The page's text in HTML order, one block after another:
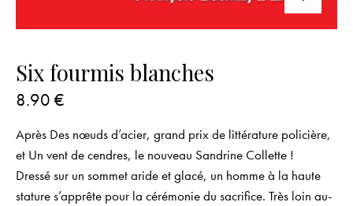
Six fourmis blanches
8.90 €
Après Des nœuds d’acier, grand prix de littérature policière,
et Un vent de cendres, le nouveau Sandrine Collette !
Dressé sur un sommet aride et glacé, un homme à la haute
stature s’apprête pour la cérémonie du sacrifice. Très loin au-